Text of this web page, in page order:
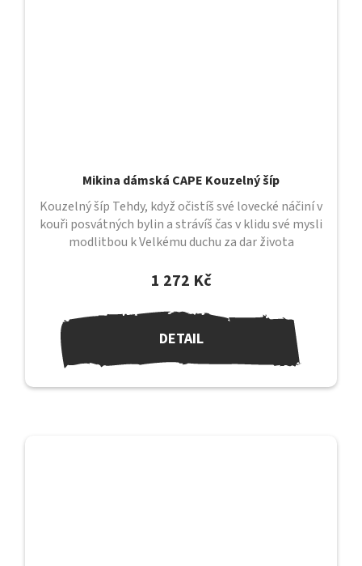
Mikina dámská CAPE Kouzelný šíp
1 272 Kč
DETAIL
Kouzelný šíp Tehdy, když očistíš své lovecké náčiní v
kouři posvátných bylin a strávíš čas v klidu své mysli
modlitbou k Velkému duchu za dar života